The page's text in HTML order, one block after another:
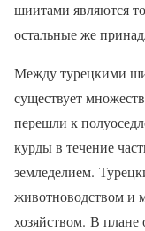
шиитами являются
остальные же
Между турецкими
существует
перешли к
курды в течение
земледелием.
животноводством и
хозяйством. В